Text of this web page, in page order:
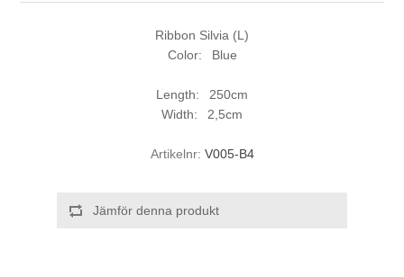
Ribbon Silvia (L)
Color: Blue
Length: 250cm
Width: 2,5cm
Artikelnr: V005-B4
Jämför denna produkt